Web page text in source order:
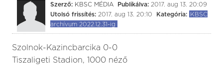
Szerző: KBSC MÉDIA Publikálva: 2017. aug 13. 20:09
Utolsó frissítés: 2017. aug 13. 20:10 Kategória:
KBSC
archívum 2022.12.31-ig
Szolnok-Kazincbarcika 0-0
Tiszaligeti Stadion, 1000 néző